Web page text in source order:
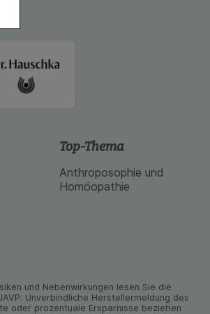
Top-Thema
Anthroposophie und
Homöopathie
und Neben­wirkungen lesen Sie die
Unverbindliche Herstellermeldung des
oder prozentuale Ersparnisse beziehen